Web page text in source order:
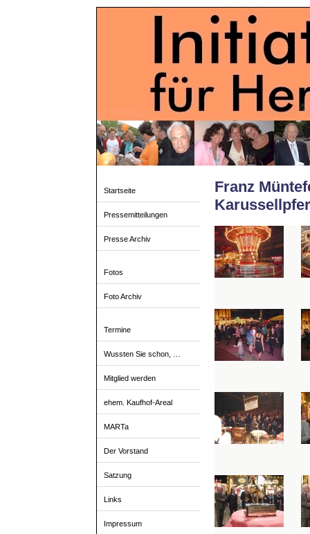
Startseite
Pressemitteilungen
Presse Archiv
Fotos
Foto Archiv
Termine
Wussten Sie schon, …
Mitglied werden
ehem. Kaufhof-Areal
MARTa
Der Vorstand
Satzung
Links
Impressum
Franz